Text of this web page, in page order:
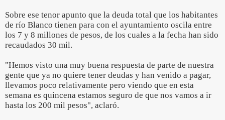
Sobre ese tenor apunto que la deuda total que los habitantes
de río Blanco tienen para con el ayuntamiento oscila entre
los 7 y 8 millones de pesos, de los cuales a la fecha han sido
recaudados 30 mil.
"Hemos visto una muy buena respuesta de parte de nuestra
gente que ya no quiere tener deudas y han venido a pagar,
llevamos poco relativamente pero viendo que en esta
semana es quincena estamos seguro de que nos vamos a ir
hasta los 200 mil pesos", aclaró.